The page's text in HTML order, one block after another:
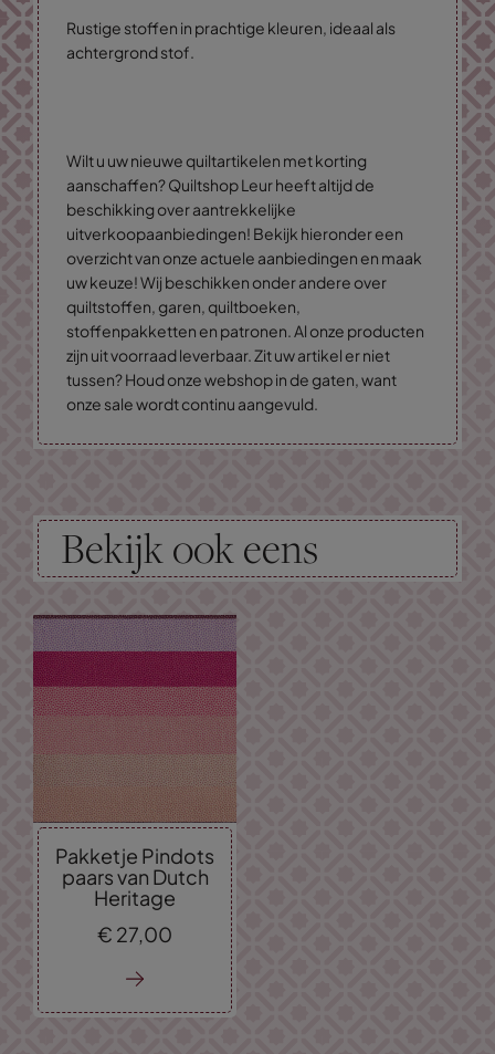
Rustige stoffen in prachtige kleuren, ideaal als
achtergrond stof.
Wilt u uw nieuwe quiltartikelen met korting
aanschaffen? Quiltshop Leur heeft altijd de
beschikking over aantrekkelijke
uitverkoopaanbiedingen! Bekijk hieronder een
overzicht van onze actuele aanbiedingen en maak
uw keuze! Wij beschikken onder andere over
quiltstoffen, garen, quiltboeken,
stoffenpakketten en patronen. Al onze producten
zijn uit voorraad leverbaar. Zit uw artikel er niet
tussen? Houd onze webshop in de gaten, want
onze sale wordt continu aangevuld.
Bekijk ook eens
Pakketje Pindots
paars van Dutch
Heritage
€ 27,00